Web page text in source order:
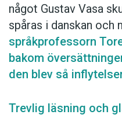
något Gustav Vasa
spåras i ­danskan och
språk­professorn
bakom
den blev så
Trevlig läsning och